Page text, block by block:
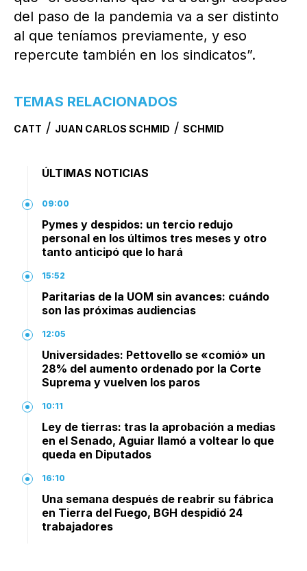
del paso de la pandemia va a ser distinto
al que teníamos previamente, y eso
repercute también en los sindicatos”.
TEMAS RELACIONADOS
CATT / JUAN CARLOS SCHMID / SCHMID
ÚLTIMAS NOTICIAS
09:00
Pymes y despidos: un tercio redujo
personal en los últimos tres meses y otro
tanto anticipó que lo hará
15:52
Paritarias de la UOM sin avances: cuándo
son las próximas audiencias
12:05
Universidades: Pettovello se «comió» un
28% del aumento ordenado por la Corte
Suprema y vuelven los paros
10:11
Ley de tierras: tras la aprobación a medias
en el Senado, Aguiar llamó a voltear lo que
queda en Diputados
16:10
Una semana después de reabrir su fábrica
en Tierra del Fuego, BGH despidió 24
trabajadores